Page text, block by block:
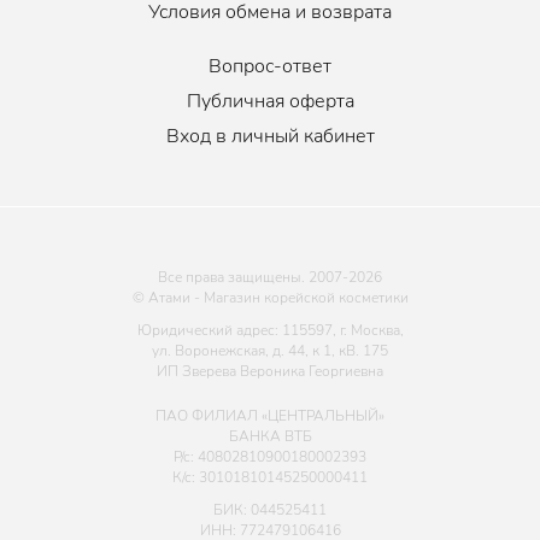
Условия обмена и возврата
Вопрос-ответ
Публичная оферта
Вход в личный кабинет
Все права защищены. 2007-2026
© Атами - Магазин корейской косметики
Юридический адрес: 115597, г. Москва,
ул. Воронежская, д. 44, к 1, кВ. 175
ИП Зверева Вероника Георгиевна
ПАО ФИЛИАЛ «ЦЕНТРАЛЬНЫЙ»
БАНКА ВТБ
Р/с: 40802810900180002393
К/с: 30101810145250000411
БИК: 044525411
ИНН: 772479106416